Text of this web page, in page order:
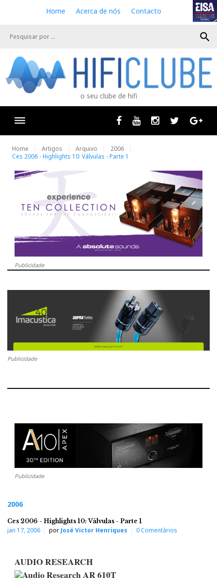
e
Home Acerca de nós Contacto
search
o seu clube de hifi
Facebook
Youtube InstagramTwitter
Home Artigos Arquivo
2006
Ces 2006 - Highlights 10: Válvulas - Parte 1
Publicidade
Publicidade
Publicidade
2006
Ces 2006 - Highlights 10: Válvulas - Parte 1
jan 17, 2006 por José Victor Henriques 0 Comentários
AUDIO RESEARCH
Audio Research AR 610T